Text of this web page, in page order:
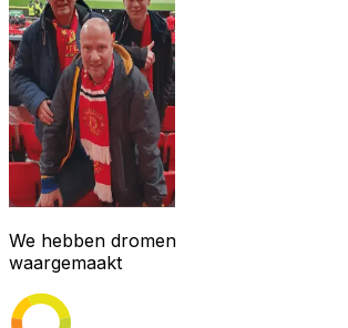
We hebben dromen
waargemaakt